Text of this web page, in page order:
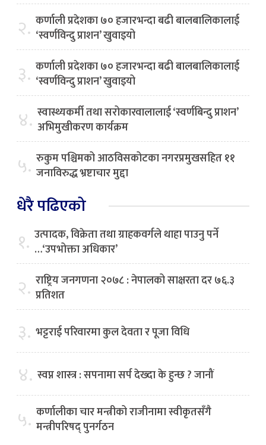
२. कर्णाली प्रदेशका ७० हजारभन्दा बढी बालबालिकालाई
‘स्वर्णविन्दु प्राशन’ खुवाइयो
३. कर्णाली प्रदेशका ७० हजारभन्दा बढी बालबालिकालाई
‘स्वर्णविन्दु प्राशन’ खुवाइयो
४. स्वास्थ्यकर्मी तथा सरोकारवालालाई ‘स्वर्णबिन्दु प्राशन’
अभिमुखीकरण कार्यक्रम
५. रुकुम पश्चिमको आठविसकोटका नगरप्रमुखसहित ११
जनाविरुद्ध भ्रष्टाचार मुद्दा
धेरै पढिएको
१. उत्पादक, विक्रेता तथा ग्राहकवर्गले थाहा पाउनु पर्ने
…‘उपभोक्ता अधिकार’
२. राष्ट्रिय जनगणना २०७८ : नेपालको साक्षरता दर ७६.३
प्रतिशत
३. भट्टराई परिवारमा कुल देवता र पूजा विधि
४. स्वप्न शास्त्र : सपनामा सर्प देख्दा के हुन्छ ? जानौं
५. कर्णालीका चार मन्त्रीको राजीनामा स्वीकृतसँगै
मन्त्रीपरिषद् पुनर्गठन